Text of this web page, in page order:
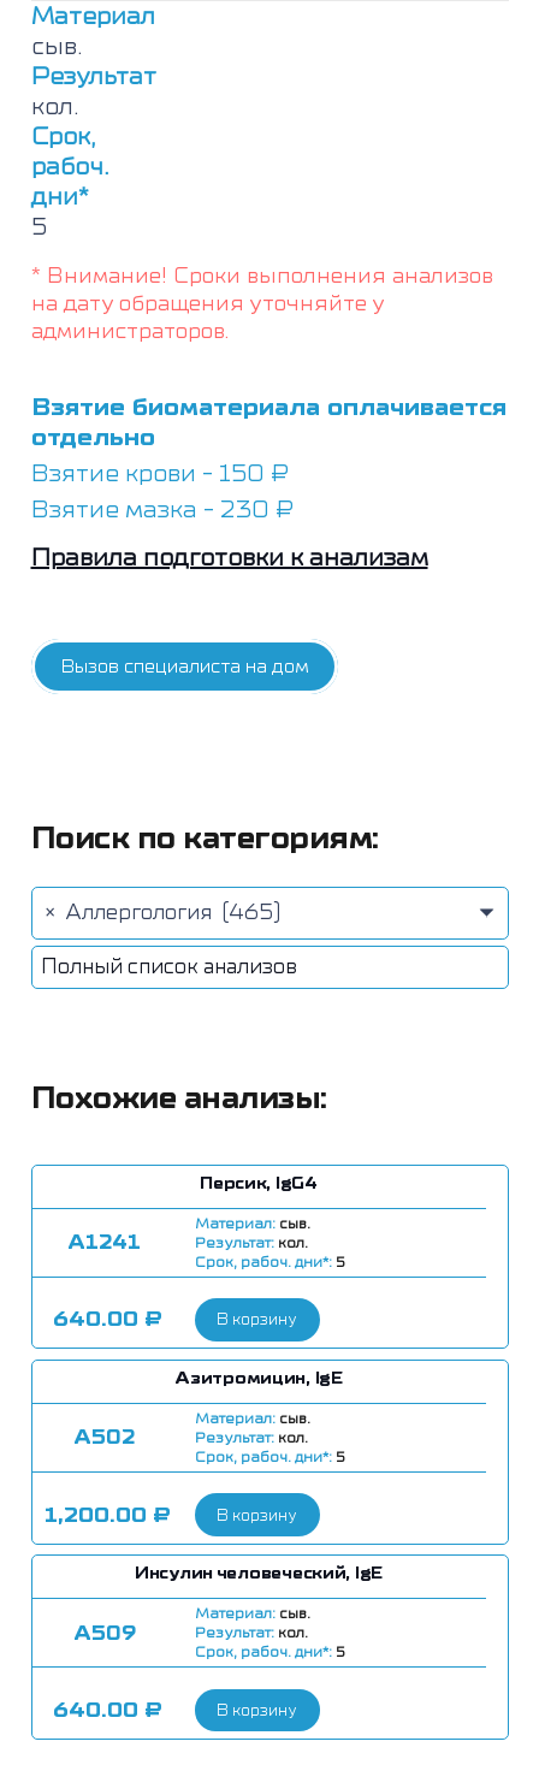
Материал
сыв.
Результат
кол.
Срок,
рабоч.
дни*
5
* Внимание! Сроки выполнения анализов
на дату обращения уточняйте у
администраторов.
Взятие биоматериала оплачивается
отдельно
Взятие крови - 150 ₽
Взятие мазка - 230 ₽
Правила подготовки к анализам
Вызов специалиста на дом
Поиск по категориям:
× Аллергология (465)
Полный список анализов
Похожие анализы:
Персик, IgG4
А1241
Материал: сыв.
Результат: кол.
Срок, рабоч. дни*: 5
640.00 ₽ В корзину
Азитромицин, IgE
А502
Материал: сыв.
Результат: кол.
Срок, рабоч. дни*: 5
1,200.00 ₽ В корзину
Инсулин человеческий, IgE
А509
Материал: сыв.
Результат: кол.
Срок, рабоч. дни*: 5
640.00 ₽ В корзину